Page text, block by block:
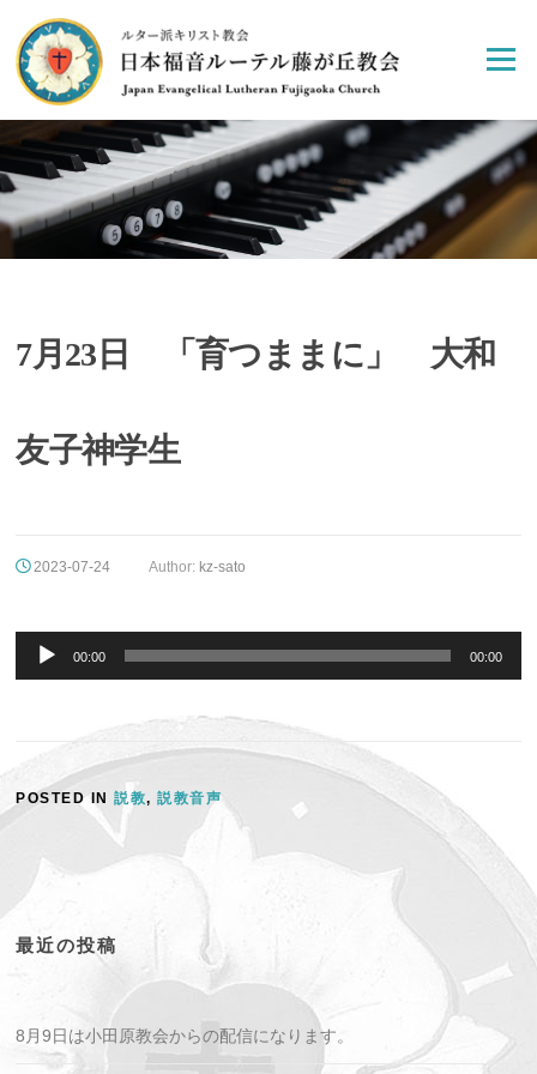
content
Menu
7月23日 「育つままに」 大和
友子神学生
2023-07-24 Author: kz-sato
プ
ー
00:00 00:00
POSTED IN説教,説教音声
最近の投稿
8月9日は小田原教会からの配信になります。